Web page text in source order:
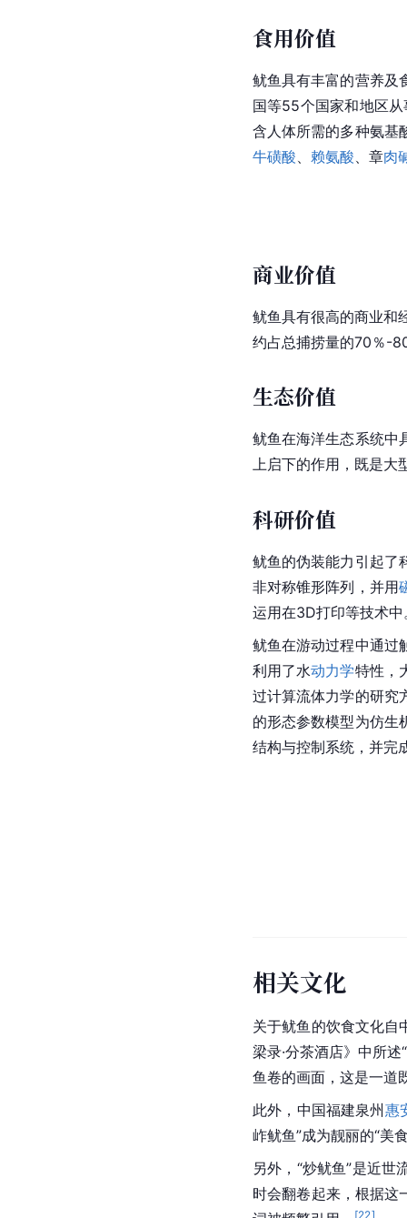
食用价值
鱿鱼具有丰富的营养及
国等55个国家和地区
含人体所需的多种氨基
牛磺酸、 赖氨酸、章肉
商业价值
鱿鱼具有很高的商业和
约占总捕捞量的70％-
生态价值
鱿鱼在海洋生态系统中
上启下的作用，既是大
科研价值
鱿鱼的伪装能力引起了
非对称锥形阵列，并用
运用在3D打印等技术中
鱿鱼在游动过程中通过
利用了水动力学特性，
过计算流体力学的研究
的形态参数模型为仿生
结构与控制系统，并完
相关文化
关于鱿鱼的饮食文化自
梁录·分茶酒店》中所
鱼卷的画面，这是一道
此外，中国福建泉州 惠
岞鱿鱼”成为靓丽的“美
另外，“炒鱿鱼”是近世
时会翻卷起来，根据这
[22]